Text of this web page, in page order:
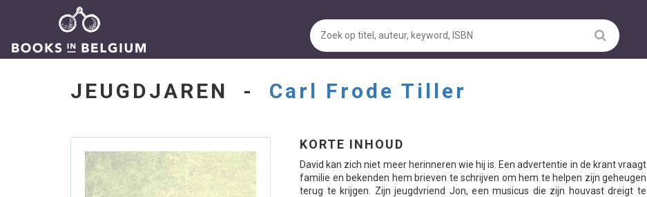
JEUGDJAREN - Carl Frode Tiller
KORTE INHOUD
David kan zich niet meer herinneren wie hij is. Een advertentie in de krant vraagt
familie en bekenden hem brieven te schrijven om hem te helpen zijn geheugen
terug te krijgen. Zijn jeugdvriend Jon, een musicus die zijn houvast dreigt te